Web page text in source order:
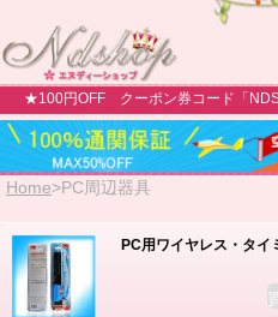
★100円OFF クーポン券コード「
Home>PC周辺器具
PC用ワイヤレス・タイ